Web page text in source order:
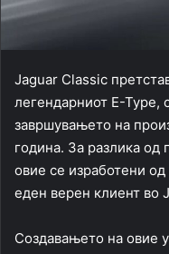
Jaguar Classic
легендарниот E-Type,
завршувањето на
година. За разлика од
овие се изработени
еден верен клиент во
Создавањето на овие